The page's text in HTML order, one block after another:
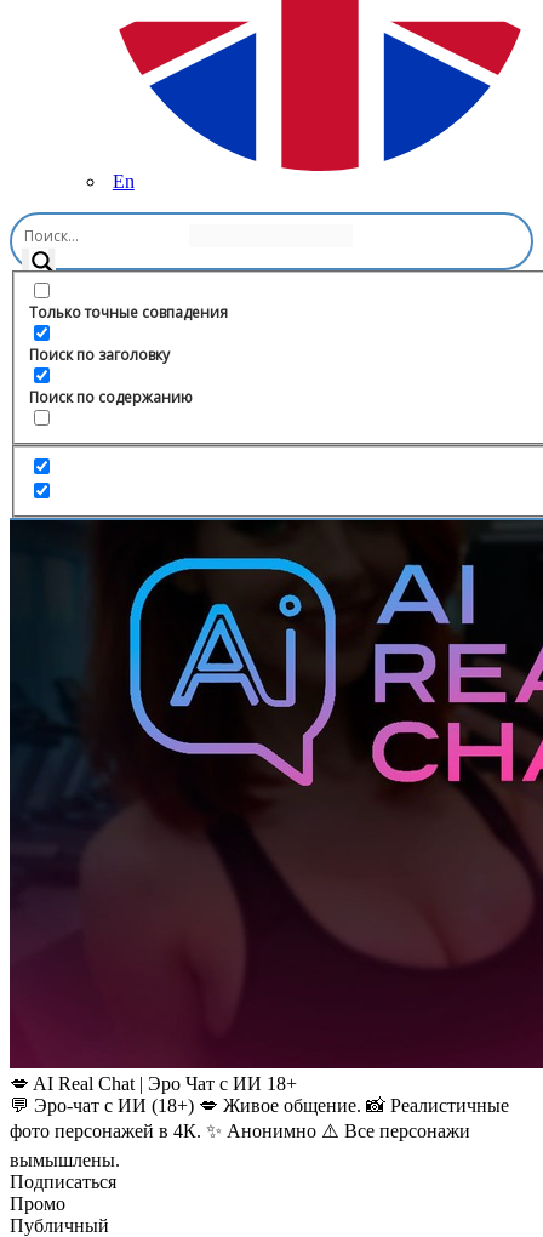
En
Только точные совпадения
Поиск по заголовку
Поиск по содержанию
Главная
💋 AI Real Chat | Эро Чат с ИИ 18+
💬 Эро-чат с ИИ (18+) 💋 Живое общение. 📸 Реалистичные
фото персонажей в 4К. ✨ Анонимно ⚠️ Все персонажи
вымышлены.
Подписаться
Промо
Публичный